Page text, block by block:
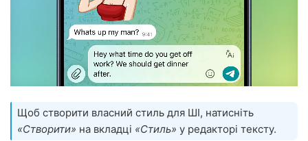
Щоб створити власний стиль для ШІ, натисніть
«Створити» на вкладці «Стиль» у редакторі тексту.